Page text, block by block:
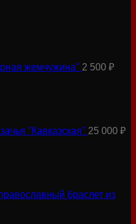
жемчужина" 2 500 ₽
"Кавказская" 25 000 ₽
браслет из